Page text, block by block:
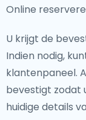
Online
U krijgt de
Indien nodig,
klantenpaneel.
bevestigt zodat
huidige details